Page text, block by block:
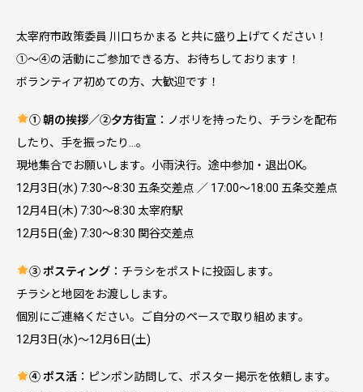
太宰府市政策委員 川口ちかまる と共に盛り上げてください！
①～④の活動にご参加できる方、お待ちしております！
ボランティア初めての方、大歓迎です！
① 朝の挨拶／②夕方街宣 ：ノボリを持ったり、チラシを配布
したり、手を振ったり…。
現地集合でお願いします。小雨決行。途中参加・退出OK。
12月3日(水) 7:30～8:30 五条交差点 ／ 17:00～18:00 五条交差点
12月4日(木) 7:30～8:30 太宰府駅
12月5日(金) 7:30～8:30 関谷交差点
③ ポスティング：チラシをポストに投函します。
チラシと地図をお渡しします。
個別にご連絡ください。ご自分のペースで取り組めます。
12月3日(水)～12月6日(土)
④ ポス活：ピンポン訪問して、ポスター掲示を依頼します。